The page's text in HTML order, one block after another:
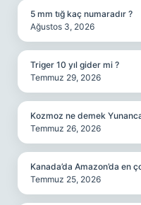
5 mm tığ kaç numaradır ?
Ağustos 3, 2026
Triger 10 yıl gider mi ?
Temmuz 29, 2026
Kozmoz ne demek
Temmuz 26, 2026
Kanada’da Amazon’da en
Temmuz 25, 2026